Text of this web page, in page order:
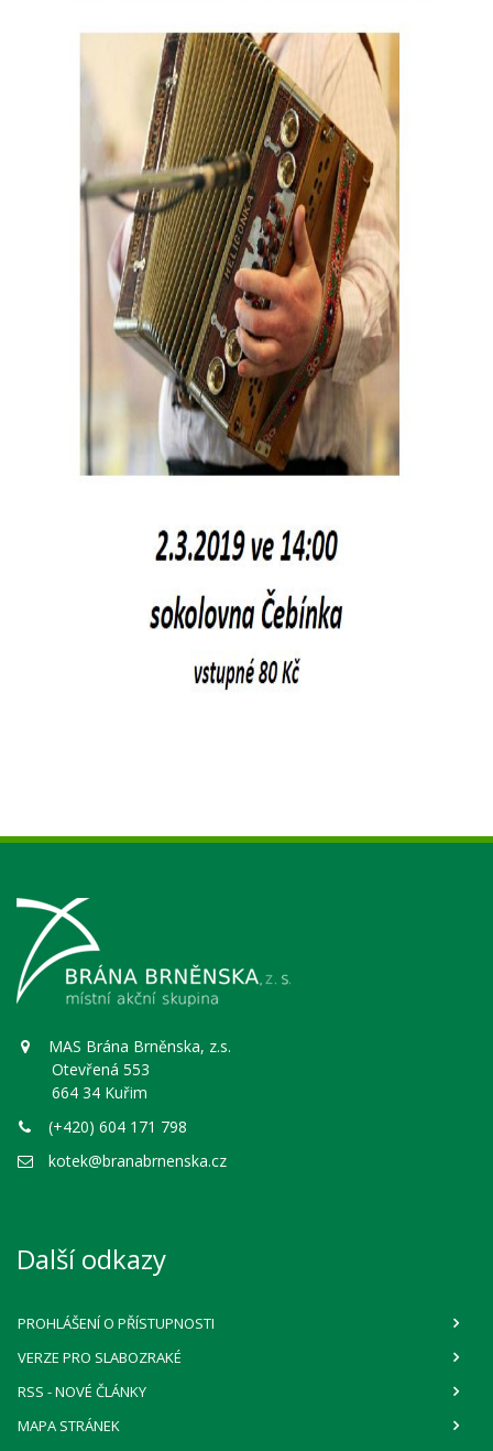
MAS Brána Brněnska, z.s.
Otevřená 553
664 34 Kuřim
(+420) 604 171 798
kotek@branabrnenska.cz
Další odkazy
PROHLÁŠENÍ O PŘÍSTUPNOSTI
VERZE PRO SLABOZRAKÉ
RSS - NOVÉ ČLÁNKY
MAPA STRÁNEK